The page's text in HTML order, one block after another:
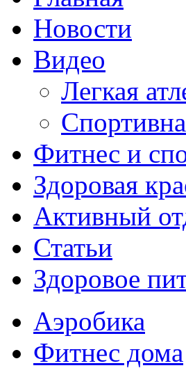
Новости
Видео
Легкая
Фитнес и
Здоровая
Активный
Статьи
Здоровое
Аэробика
Фитнес дома